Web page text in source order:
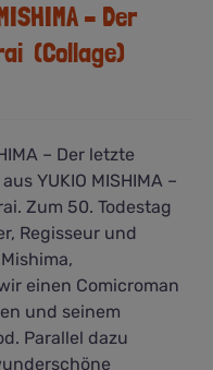
– Der
(Collage)
– Der letzte
YUKIO MISHIMA –
Zum 50. Todestag
Regisseur und
einen Comicroman
und seinem
Parallel dazu